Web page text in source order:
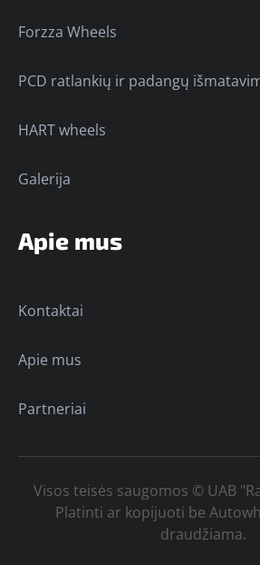
Forzza Wheels
PCD ratlankių ir padangų
HART wheels
Galerija
Apie mus
Kontaktai
Apie mus
Partneriai
Visos teisės saugomos © UAB
Platinti ar kopijuoti be
draudžiama.